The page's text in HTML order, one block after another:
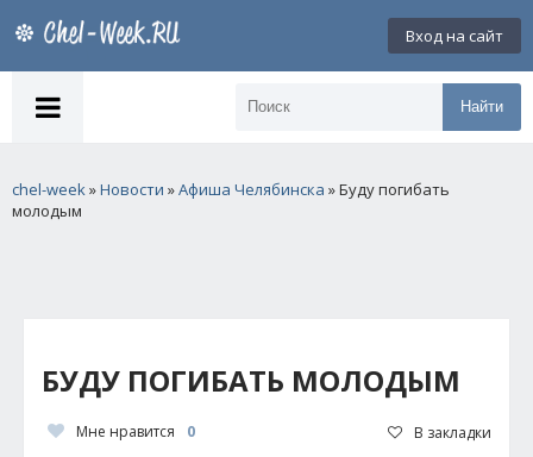
Вход на сайт
Найти
chel-week»Новости »Афиша Челябинска » Буду погибать
молодым
БУДУ ПОГИБАТЬ МОЛОДЫМ
Мне нравится 0 В закладки